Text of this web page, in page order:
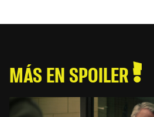
MÁS EN SPOILER